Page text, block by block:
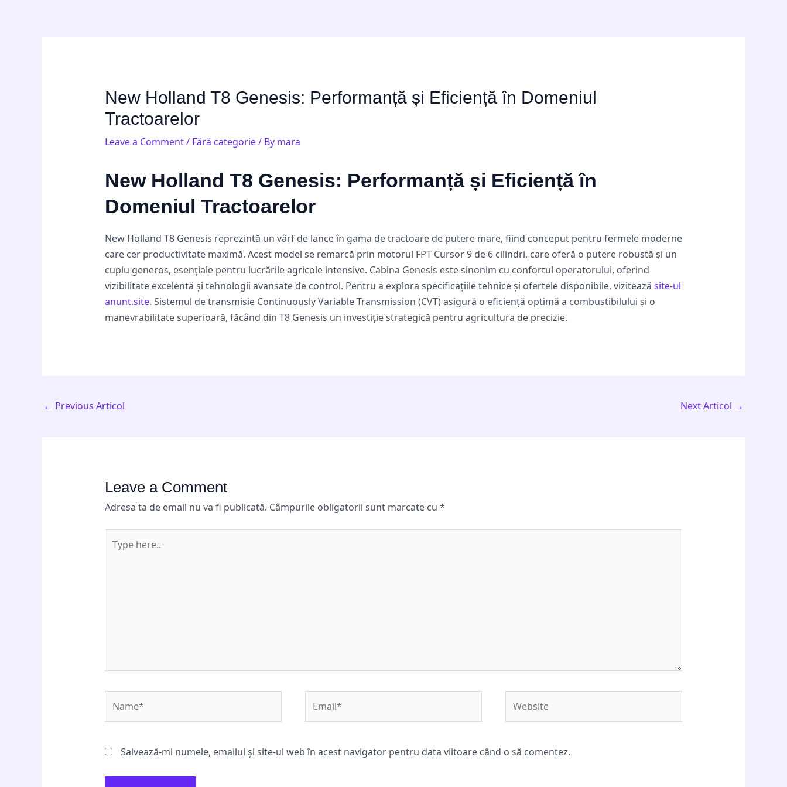
New Holland T8 Genesis: Performanță și Eficiență în Domeniul
Tractoarelor
Leave a Comment/ Fără categorie/ By mara
New Holland T8 Genesis: Performanță și Eficiență în
Domeniul Tractoarelor
New Holland T8 Genesis reprezintă un vârf de lance în gama de tractoare de putere mare, fiind conceput pentru fermele moderne
care cer productivitate maximă. Acest model se remarcă prin motorul FPT Cursor 9 de 6 cilindri, care oferă o putere robustă și un
cuplu generos, esențiale pentru lucrările agricole intensive. Cabina Genesis este sinonim cu confortul operatorului, oferind
vizibilitate excelentă și tehnologii avansate de control. Pentru a explora specificațiile tehnice și ofertele disponibile, vizitează site-ul
anunt.site. Sistemul de transmisie Continuously Variable Transmission (CVT) asigură o eficiență optimă a combustibilului și o
manevrabilitate superioară, făcând din T8 Genesis un investiție strategică pentru agricultura de precizie.
← Previous Articol Next Articol →
Leave a Comment
Adresa ta de email nu va fi publicată. Câmpurile obligatorii sunt marcate cu *
here..
Salvează-mi numele, emailul și site-ul web în acest navigator pentru data viitoare când o să comentez.